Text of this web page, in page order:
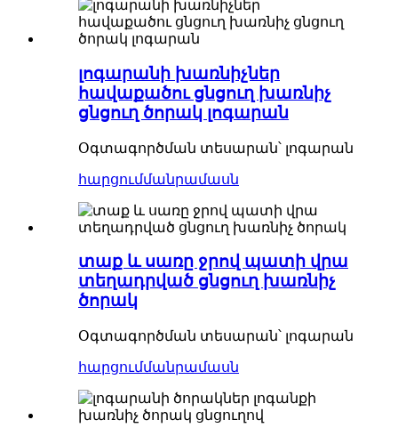
լոգարանի խառնիչներ
հավաքածու ցնցուղ խառնիչ
ցնցուղ ծորակ լոգարան
Օգտագործման տեսարան՝ լոգարան
հարցումմանրամասն
տաք և սառը ջրով պատի վրա
տեղադրված ցնցուղ խառնիչ
ծորակ
Օգտագործման տեսարան՝ լոգարան
հարցումմանրամասն